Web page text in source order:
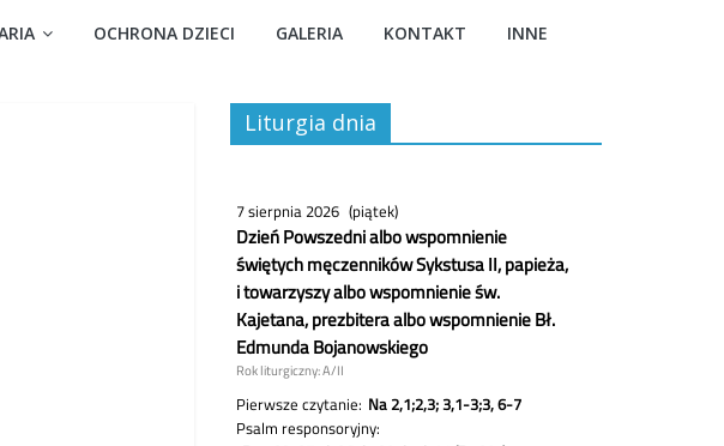
OCHRONA DZIECI GALERIA KONTAKT INNE
Liturgia dnia